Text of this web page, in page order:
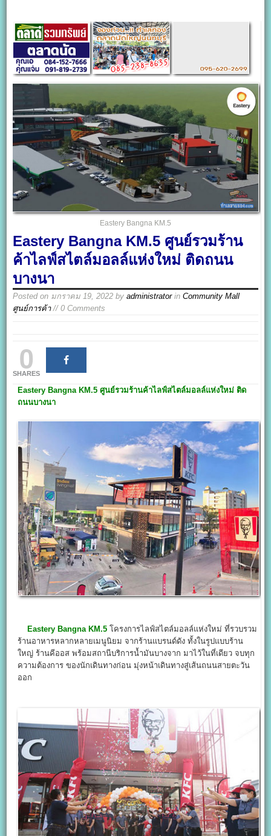
Eastery Bangna KM.5
Eastery Bangna KM.5 ศูนย์รวมร้าน
ค้าไลฟ์สไตล์มอลล์แห่งใหม่ ติดถนน
บางนา
Posted on มกราคม 19, 2022 byadministratorinCommunity Mall
ศูนย์การค้า// 0 Comments
0
SHARES
Eastery Bangna KM.5 ศูนย์รวมร้านค้าไลฟ์สไตล์มอลล์แห่งใหม่ ติด
ถนนบางนา
Eastery Bangna KM.5 โครงการไลฟ์สไตล์มอลล์แห่งใหม่ ที่รวบรวม
ร้านอาหารหลากหลายเมนูนิยม จากร้านแบรนด์ดัง ทั้งในรูปแบบร้าน
ใหญ่ ร้านคีออส พร้อมสถานีบริการน้ำมันบางจาก มาไว้ในที่เดียว จบทุก
ความต้องการ ของนักเดินทางก่อน มุ่งหน้าเดินทางสู่เส้นถนนสายตะวัน
ออก